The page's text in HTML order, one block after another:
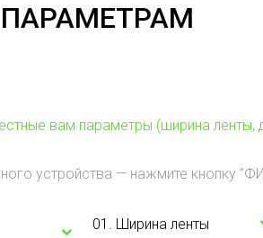
вам параметры (ширина ленты,
устройства — нажмите кнопку
01. Ширина ленты